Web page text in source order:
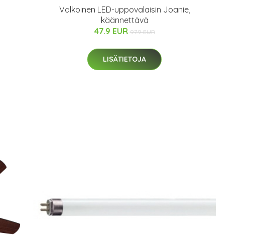
Valkoinen LED-uppovalaisin Joanie,
käännettävä
47.9 EUR 97.9 EUR
LISÄTIETOJA